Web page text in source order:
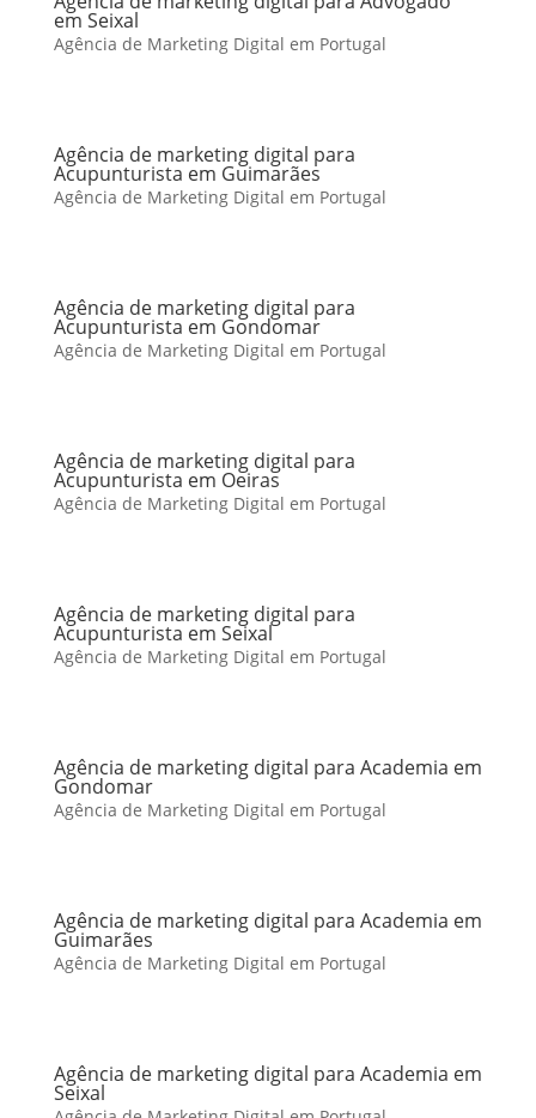
em Seixal
Agência de Marketing Digital em Portugal
Agência de marketing digital para
Acupunturista em Guimarães
Agência de Marketing Digital em Portugal
Agência de marketing digital para
Acupunturista em Gondomar
Agência de Marketing Digital em Portugal
Agência de marketing digital para
Acupunturista em Oeiras
Agência de Marketing Digital em Portugal
Agência de marketing digital para
Acupunturista em Seixal
Agência de Marketing Digital em Portugal
Agência de marketing digital para Academia em
Gondomar
Agência de Marketing Digital em Portugal
Agência de marketing digital para Academia em
Guimarães
Agência de Marketing Digital em Portugal
Agência de marketing digital para Academia em
Seixal